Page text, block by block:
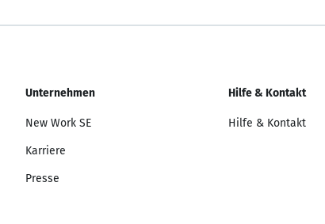
Unternehmen
New Work SE
Karriere
Presse
Hilfe & Kontakt
Hilfe & Kontakt